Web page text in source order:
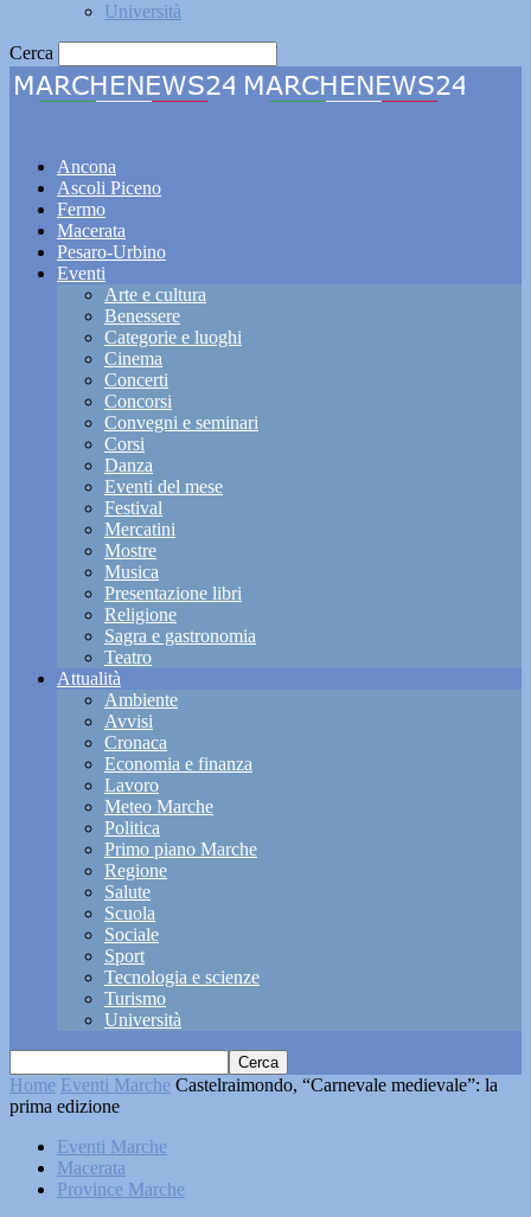
Università
Cerca
Ancona
Ascoli Piceno
Fermo
Macerata
Pesaro-Urbino
Eventi
Arte e cultura
Benessere
Categorie e luoghi
Cinema
Concerti
Concorsi
Convegni e seminari
Corsi
Danza
Eventi del mese
Festival
Mercatini
Mostre
Musica
Presentazione libri
Religione
Sagra e gastronomia
Teatro
Attualità
Ambiente
Avvisi
Cronaca
Economia e finanza
Lavoro
Meteo Marche
Politica
Primo piano Marche
Regione
Salute
Scuola
Sociale
Sport
Tecnologia e scienze
Turismo
Università
Home Eventi Marche Castelraimondo, “Carnevale medievale”: la
prima edizione
Eventi Marche
Macerata
Province Marche